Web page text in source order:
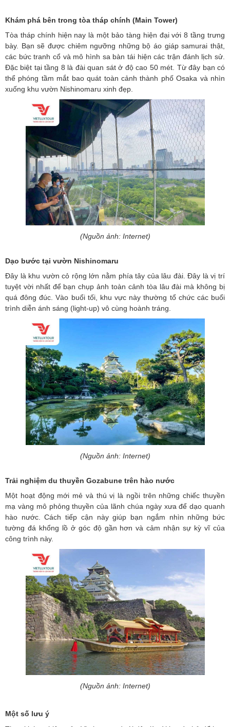
Khám phá bên trong tòa tháp chính (Main Tower)
Tòa tháp chính hiện nay là một bảo tàng hiện đại với 8 tầng trưng
bày. Bạn sẽ được chiêm ngưỡng những bộ áo giáp samurai thật,
các bức tranh cổ và mô hình sa bàn tái hiện các trận đánh lịch sử.
Đặc biệt tại tầng 8 là đài quan sát ở độ cao 50 mét. Từ đây bạn có
thể phóng tầm mắt bao quát toàn cảnh thành phố Osaka và nhìn
xuống khu vườn Nishinomaru xinh đẹp.
(Nguồn ảnh: Internet)
Dạo bước tại vườn Nishinomaru
Đây là khu vườn cỏ rộng lớn nằm phía tây của lâu đài. Đây là vị trí
tuyệt vời nhất để bạn chụp ảnh toàn cảnh tòa lâu đài mà không bị
quá đông đúc. Vào buổi tối, khu vực này thường tổ chức các buổi
trình diễn ánh sáng (light-up) vô cùng hoành tráng.
(Nguồn ảnh: Internet)
Trải nghiệm du thuyền Gozabune trên hào nước
Một hoạt động mới mẻ và thú vị là ngồi trên những chiếc thuyền
mạ vàng mô phỏng thuyền của lãnh chúa ngày xưa để dạo quanh
hào nước. Cách tiếp cận này giúp bạn ngắm nhìn những bức
tường đá khổng lồ ở góc độ gần hơn và cảm nhận sự kỳ vĩ của
công trình này.
(Nguồn ảnh: Internet)
Một số lưu ý